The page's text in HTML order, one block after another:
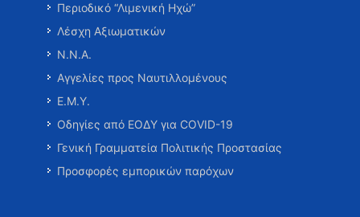
Περιοδικό “Λιμενική Ηχώ”
Λέσχη Αξιωματικών
Ν.Ν.Α.
Αγγελίες προς Ναυτιλλομένους
Ε.Μ.Υ.
Οδηγίες από ΕΟΔΥ για COVID-19
Γενική Γραμματεία Πολιτικής Προστασίας
Προσφορές εμπορικών παρόχων